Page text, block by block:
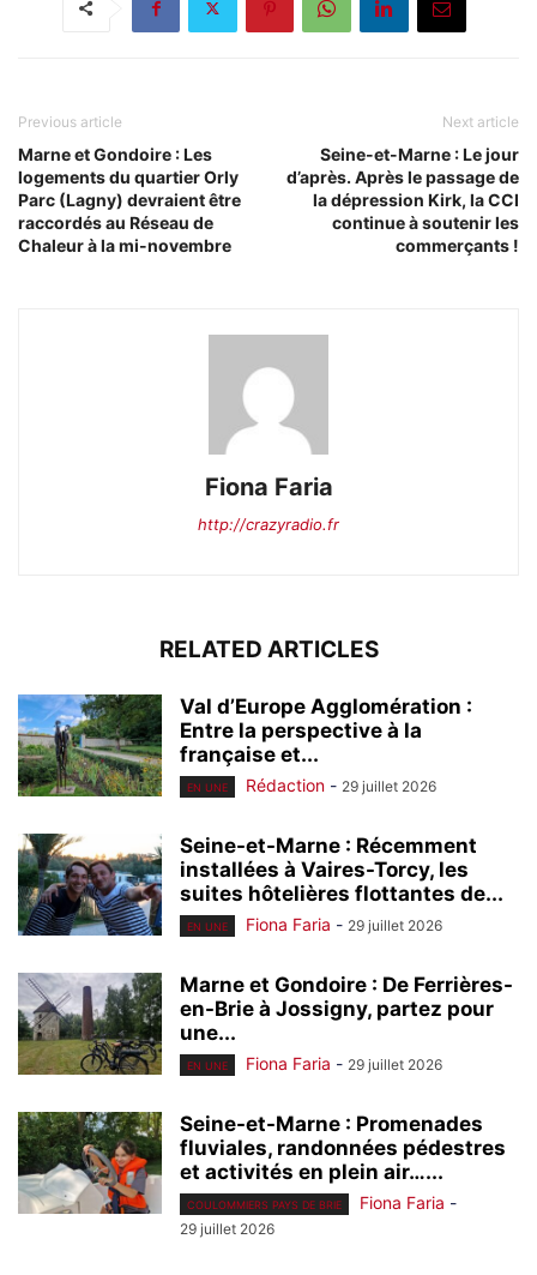
Previous article
Marne et Gondoire : Les
logements du quartier Orly
Parc (Lagny) devraient être
raccordés au Réseau de
Chaleur à la mi-novembre
Next article
Seine-et-Marne : Le jour
d’après. Après le passage de
la dépression Kirk, la CCI
continue à soutenir les
commerçants !
Fiona Faria
http://crazyradio.fr
RELATED ARTICLES
Val d’Europe Agglomération :
Entre la perspective à la
française et...
EN UNE Rédaction - 29 juillet 2026
Seine-et-Marne : Récemment
installées à Vaires-Torcy, les
suites hôtelières flottantes de...
EN UNE Fiona Faria - 29 juillet 2026
Marne et Gondoire : De Ferrières-
en-Brie à Jossigny, partez pour
une...
EN UNE Fiona Faria - 29 juillet 2026
Seine-et-Marne : Promenades
fluviales, randonnées pédestres
et activités en plein air…...
COULOMMIERS PAYS DE BRIE Fiona Faria -
29 juillet 2026